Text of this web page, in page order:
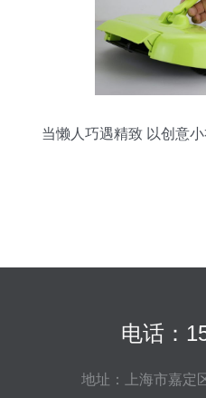
当懒人巧遇精致 以创意
电话：
地址：上海市嘉定